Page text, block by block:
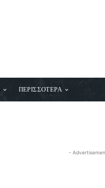
ΠΕΡΙΣΣΟΤΕΡΑ
-